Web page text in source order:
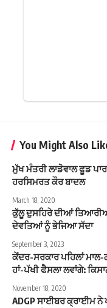
You Might Also
ਮੁੱਖ ਮੰਤਰੀ ਲਾਡੋਵਾਲ ਫੂਡ
ਹਰਸਿਮਰਤ ਕੌਰ ਬਾਦਲ
March 18, 2020
ਕੁੱਲੂ ਦੁਸਹਿਰੇ ਦੀਆਂ
ਦੇਵਤਿਆਂ ਨੂੰ ਭੇਜਿਆ ਸੱਦਾ
September 3, 2023
ਕੇਂਦਰ-ਸਰਕਾਰ ਪਹਿਲਾਂ
ਹਾਂ-ਪੱਖੀ ਫੈਸਲਾ ਲਵਾਂਗੇ:
November 18, 2020
ADGP ਸਾਈਬਰ ਕ੍ਰਾਈਮ ਨੇ